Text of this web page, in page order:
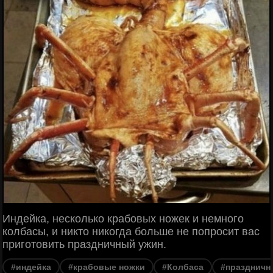
Индейка, несколько крабовых ножек и немного
колбасы, и никто никогда больше не попросит вас
приготовить праздничный ужин.
#индейка #крабовые ножки #Колбаса